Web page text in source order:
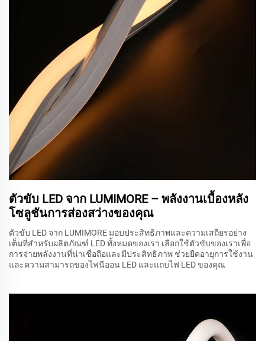
ตัวขับ LED จาก LUMIMORE – พลังงานเบื้องหลัง
โซลูชันการส่องสว่างของคุณ
ตัวขับ LED จาก LUMIMORE มอบประสิทธิภาพและความเสถียรอย่าง
เต็มที่สำหรับผลิตภัณฑ์ LED ทั้งหมดของเรา เลือกใช้ตัวขับของเราเพื่อ
การจ่ายพลังงานที่น่าเชื่อถือและมีประสิทธิภาพ ช่วยยืดอายุการใช้งาน
และความสามารถของไฟนีออน LED และแถบไฟ LED ของคุณ